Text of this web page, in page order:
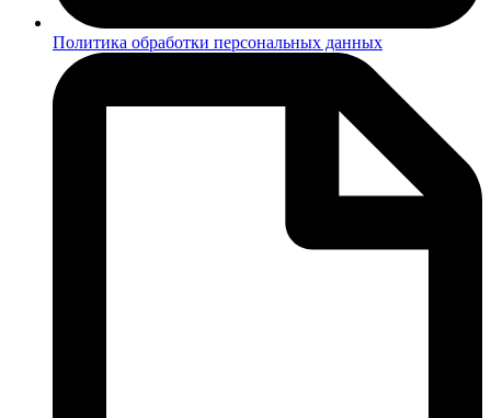
Политика обработки персональных данных